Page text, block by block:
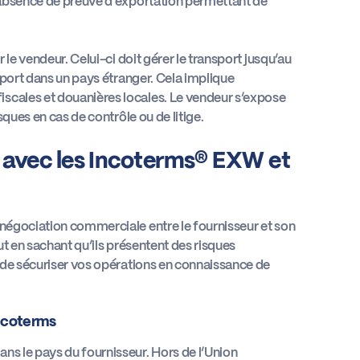
vendeur. Celui-ci doit gérer le transport jusqu’au
dans un pays étranger. Cela implique
et douanières locales. Le vendeur s’expose
en cas de contrôle ou de litige.
les Incoterms® EXW et
commerciale entre le fournisseur et son
en sachant qu’ils présentent des risques
sécuriser vos opérations en connaissance de
le pays du fournisseur. Hors de l’Union